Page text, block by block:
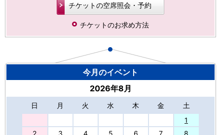
チケットの空席照会・予約
チケットのお求め方法
今月のイベント
2026年8月
日 月 火 水 木 金
土
1
2
3 4 5 6 7 8